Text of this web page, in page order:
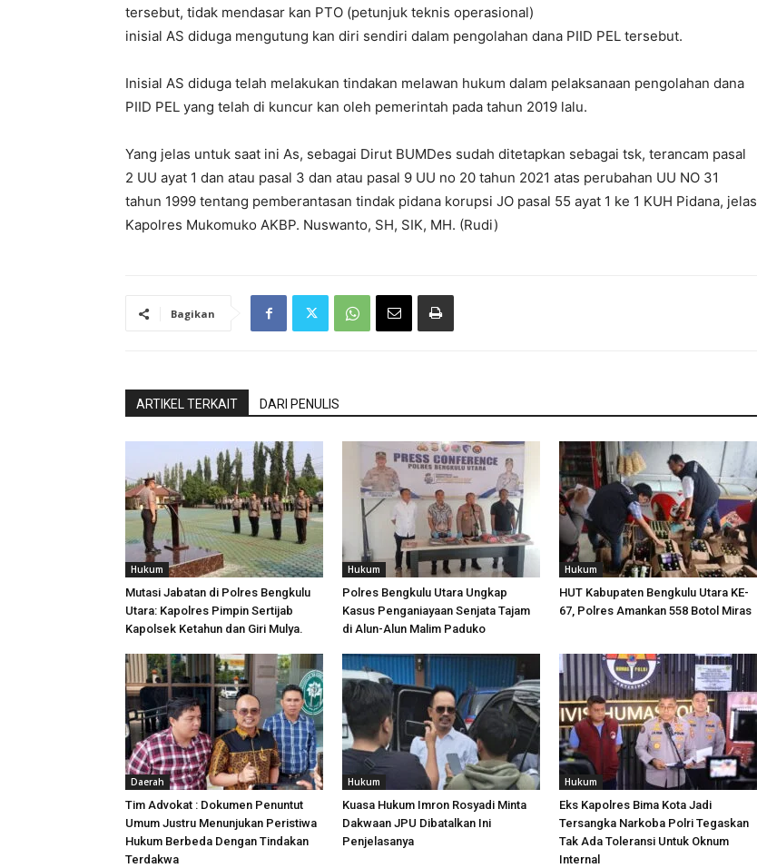
tersebut, tidak mendasar kan PTO (petunjuk teknis operasional)
inisial AS diduga mengutung kan diri sendiri dalam pengolahan dana PIID PEL tersebut.
Inisial AS diduga telah melakukan tindakan melawan hukum dalam pelaksanaan pengolahan dana
PIID PEL yang telah di kuncur kan oleh pemerintah pada tahun 2019 lalu.
Yang jelas untuk saat ini As, sebagai Dirut BUMDes sudah ditetapkan sebagai tsk, terancam pasal
2 UU ayat 1 dan atau pasal 3 dan atau pasal 9 UU no 20 tahun 2021 atas perubahan UU NO 31
tahun 1999 tentang pemberantasan tindak pidana korupsi JO pasal 55 ayat 1 ke 1 KUH Pidana, jelas
Kapolres Mukomuko AKBP. Nuswanto, SH, SIK, MH. (Rudi)
Bagikan
ARTIKEL TERKAIT DARI PENULIS
Hukum
Mutasi Jabatan di Polres Bengkulu
Utara: Kapolres Pimpin Sertijab
Kapolsek Ketahun dan Giri Mulya.
Hukum
Polres Bengkulu Utara Ungkap
Kasus Penganiayaan Senjata Tajam
di Alun-Alun Malim Paduko
Hukum
HUT Kabupaten Bengkulu Utara KE-
67, Polres Amankan 558 Botol Miras
Daerah
Tim Advokat : Dokumen Penuntut
Umum Justru Menunjukan Peristiwa
Hukum Berbeda Dengan Tindakan
Terdakwa
Hukum
Kuasa Hukum Imron Rosyadi Minta
Dakwaan JPU Dibatalkan Ini
Penjelasanya
Hukum
Eks Kapolres Bima Kota Jadi
Tersangka Narkoba Polri Tegaskan
Tak Ada Toleransi Untuk Oknum
Internal